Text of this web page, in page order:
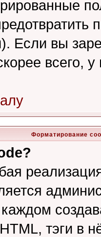
Если вы
всего,
Форматирование
каждом
тэги в